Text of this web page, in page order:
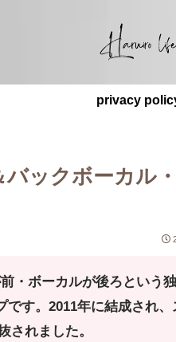
privacy
ックボーカル
・ボーカルが後ろという
す。2011年に結成され
されました。